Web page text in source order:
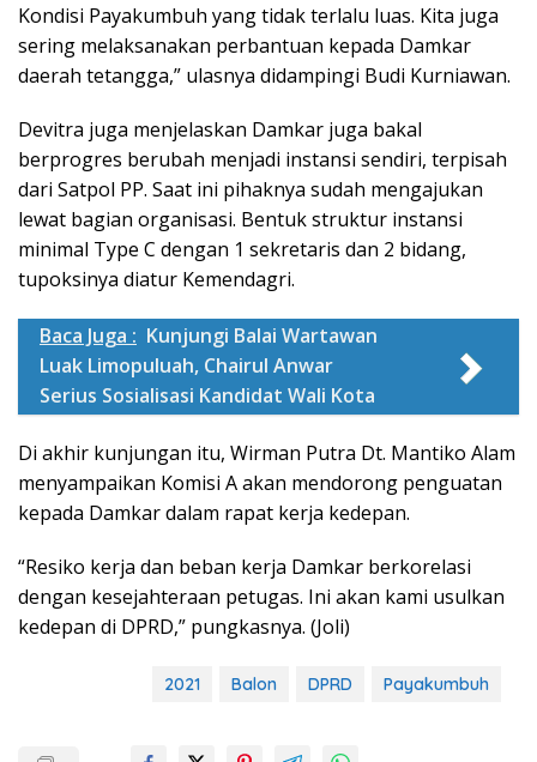
Kondisi Payakumbuh yang tidak terlalu luas. Kita juga
sering melaksanakan perbantuan kepada Damkar
daerah tetangga,” ulasnya didampingi Budi Kurniawan.
Devitra juga menjelaskan Damkar juga bakal
berprogres berubah menjadi instansi sendiri, terpisah
dari Satpol PP. Saat ini pihaknya sudah mengajukan
lewat bagian organisasi. Bentuk struktur instansi
minimal Type C dengan 1 sekretaris dan 2 bidang,
tupoksinya diatur Kemendagri.
Baca Juga : Kunjungi Balai Wartawan
Luak Limopuluah, Chairul Anwar
Serius Sosialisasi Kandidat Wali Kota
Di akhir kunjungan itu, Wirman Putra Dt. Mantiko Alam
menyampaikan Komisi A akan mendorong penguatan
kepada Damkar dalam rapat kerja kedepan.
“Resiko kerja dan beban kerja Damkar berkorelasi
dengan kesejahteraan petugas. Ini akan kami usulkan
kedepan di DPRD,” pungkasnya. (Joli)
2021 Balon DPRD Payakumbuh